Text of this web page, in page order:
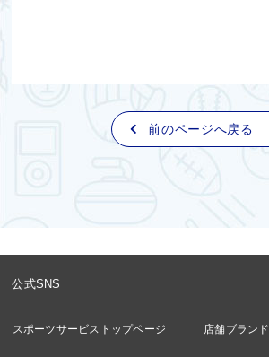
前のページへ戻る
公式SNS
スポーツサービストップページ 店舗ブランド